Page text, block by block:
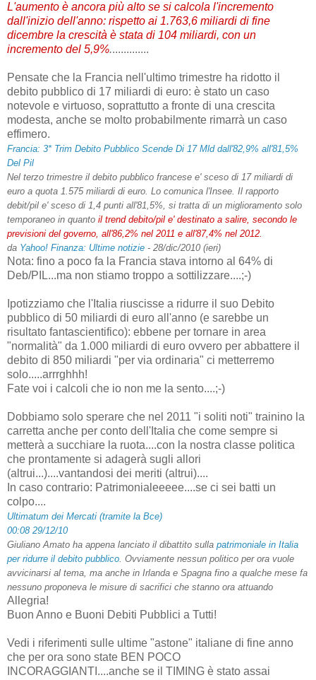
L'aumento è ancora più alto se si calcola l'incremento
dall'inizio dell'anno: rispetto ai 1.763,6 miliardi di fine
dicembre la crescità è stata di 104 miliardi, con un
incremento del 5,9%..............
Pensate che la Francia nell'ultimo trimestre ha ridotto il
debito pubblico di 17 miliardi di euro: è stato un caso
notevole e virtuoso, soprattutto a fronte di una crescita
modesta, anche se molto probabilmente rimarrà un caso
effimero.
Francia: 3* Trim Debito Pubblico Scende Di 17 Mld dall'82,9% all'81,5%
Del Pil
Nel terzo trimestre il debito pubblico francese e' sceso di 17 miliardi di
euro a quota 1.575 miliardi di euro. Lo comunica l'Insee. Il rapporto
debit/pil e' sceso di 1,4 punti all'81,5%, si tratta di un miglioramento solo
temporaneo in quanto il trend debito/pil e' destinato a salire, secondo le
previsioni del governo, all'86,2% nel 2011 e all'87,4% nel 2012.
da Yahoo! Finanza: Ultime notizie - 28/dic/2010 (ieri)
Nota: fino a poco fa la Francia stava intorno al 64% di
Deb/PIL...ma non stiamo troppo a sottilizzare....;-)
Ipotizziamo che l'Italia riuscisse a ridurre il suo Debito
pubblico di 50 miliardi di euro all'anno (e sarebbe un
risultato fantascientifico): ebbene per tornare in area
"normalità" da 1.000 miliardi di euro ovvero per abbattere il
debito di 850 miliardi "per via ordinaria" ci metterremo
solo.....arrrghhh!
Fate voi i calcoli che io non me la sento....;-)
Dobbiamo solo sperare che nel 2011 "i soliti noti" trainino la
carretta anche per conto dell'Italia che come sempre si
metterà a succhiare la ruota....con la nostra classe politica
che prontamente si adagerà sugli allori
(altrui...)....vantandosi dei meriti (altrui)....
In caso contrario: Patrimonialeeeee....se ci sei batti un
colpo....
Ultimatum dei Mercati (tramite la Bce)
00:08 29/12/10
Giuliano Amato ha appena lanciato il dibattito sulla patrimoniale in Italia
per ridurre il debito pubblico. Ovviamente nessun politico per ora vuole
avvicinarsi al tema, ma anche in Irlanda e Spagna fino a qualche mese fa
nessuno proponeva le misure di sacrifici che stanno ora attuando
Allegria!
Buon Anno e Buoni Debiti Pubblici a Tutti!
Vedi i riferimenti sulle ultime "astone" italiane di fine anno
che per ora sono state BEN POCO
INCORAGGIANTI....anche se il TIMING è stato assai